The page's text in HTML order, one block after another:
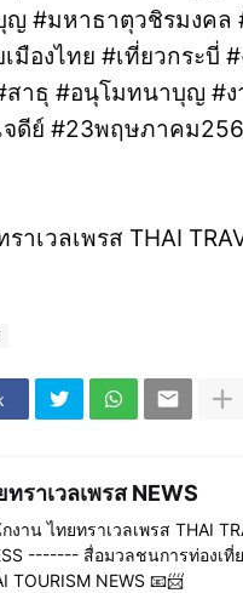
ญ #มหาธาตุวชิรมงคล
มืองไทย #เที่ยวกระบี่
สาธุ #อนุโมทนาบุญ #
จดีย์ #23พฤษภาคม
าเวลเพรส THAI
ทราเวลเพรส NEWS
งาน ไทยทราเวลเพรส THAI
------- สื่อมวลชนการท่องเที่
TOURISM NEWS 📧📨